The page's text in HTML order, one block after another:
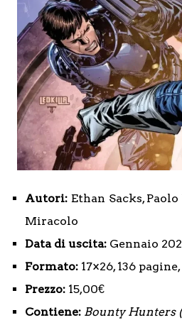
Autori: Ethan Sacks,
Miracolo
Data di uscita: Gennaio
Formato: 17×26, 136
Prezzo: 15,00€
Contiene: Bounty Hunters